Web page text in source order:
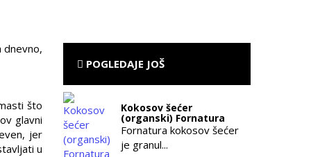
dnevno,
što
glavni
jer
u
POGLEDAJE JOŠ
Kokosov šećer
(organski) Fornatura
Fornatura kokosov šećer
je granul...